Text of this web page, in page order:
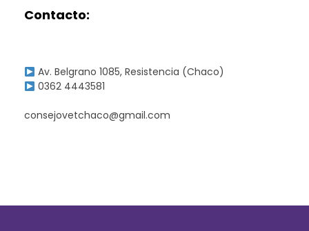
Contacto:
Av. Belgrano 1085, Resistencia (Chaco)
0362 4443581
consejovetchaco@gmail.com